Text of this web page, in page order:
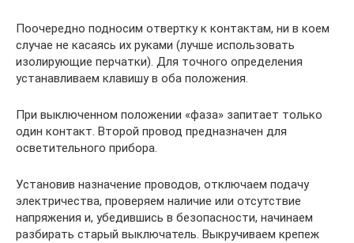
Поочередно подносим отвертку к контактам, ни в коем
случае не касаясь их руками (лучше использовать
изолирующие перчатки). Для точного определения
устанавливаем клавишу в оба положения.
При выключенном положении «фаза» запитает только
один контакт. Второй провод предназначен для
осветительного прибора.
Установив назначение проводов, отключаем подачу
электричества, проверяем наличие или отсутствие
напряжения и, убедившись в безопасности, начинаем
разбирать старый выключатель. Выкручиваем крепеж